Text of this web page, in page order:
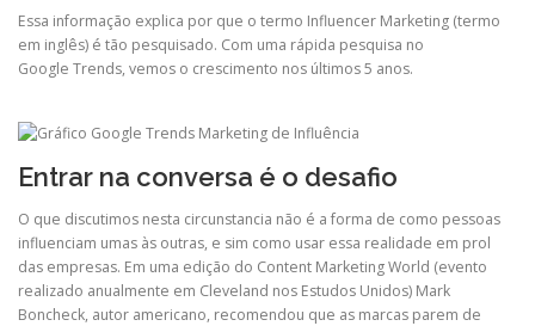
Essa informação explica por que o termo Influencer Marketing (termo
em inglês) é tão pesquisado. Com uma rápida pesquisa no
Google Trends, vemos o crescimento nos últimos 5 anos.
Entrar na conversa é o desafio
O que discutimos nesta circunstancia não é a forma de como pessoas
influenciam umas às outras, e sim como usar essa realidade em prol
das empresas. Em uma edição do Content Marketing World (evento
realizado anualmente em Cleveland nos Estudos Unidos) Mark
Boncheck, autor americano, recomendou que as marcas parem de